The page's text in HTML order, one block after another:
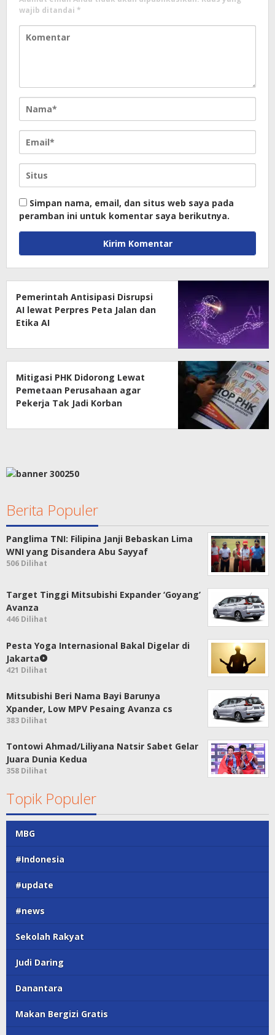
wajib ditandai *
Simpan nama, email, dan situs web saya pada
peramban ini untuk komentar saya berikutnya.
Pemerintah Antisipasi Disrupsi
AI lewat Perpres Peta Jalan dan
Etika AI
Mitigasi PHK Didorong Lewat
Pemetaan Perusahaan agar
Pekerja Tak Jadi Korban
Berita Populer
Panglima TNI: Filipina Janji Bebaskan Lima
WNI yang Disandera Abu Sayyaf
506 Dilihat
Target Tinggi Mitsubishi Expander ‘Goyang’
Avanza
446 Dilihat
Pesta Yoga Internasional Bakal Digelar di
Jakarta
421 Dilihat
Mitsubishi Beri Nama Bayi Barunya
Xpander, Low MPV Pesaing Avanza cs
383 Dilihat
Tontowi Ahmad/Liliyana Natsir Sabet Gelar
Juara Dunia Kedua
358 Dilihat
Topik Populer
MBG
#Indonesia
#update
#news
Sekolah Rakyat
Judi Daring
Danantara
Makan Bergizi Gratis